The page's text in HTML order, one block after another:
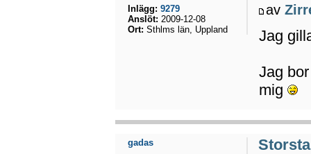
av
Jag
Jag
mig
Inlägg: 9279
Anslöt: 2009-12-08
Ort: Sthlms län, Uppland
gadas